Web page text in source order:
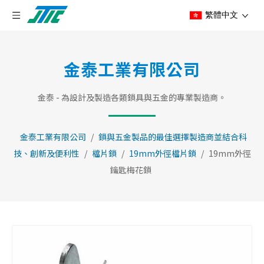
繁體中文
金泰工業有限公司
金泰 - 為設計及製造各類鎖具與五金的專業製造商。
金泰工業有限公司 / 鎖與五金製品的最佳選擇製造商並結合科
技、創新及便利性 / 檔片鎖 / 19mm外徑檔片鎖 / 19mm外徑
鑰匙梅花鎖